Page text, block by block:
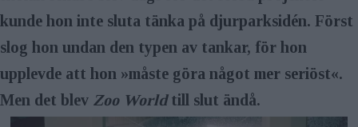
kunde hon inte sluta tänka på djurparksidén. Först
slog hon undan den typen av tankar, för hon
upplevde att hon »måste göra något mer seriöst«.
Men det blev Zoo Worldtill slut ändå.